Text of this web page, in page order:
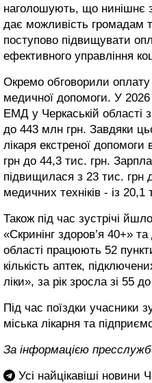
наголошують, що нинішнє
дає можливість громадам
поступово підвищувати
ефективного управління
Окремо обговорили оплату
медичної допомоги. У
ЕМД у Черкаській області
до 443 млн грн. Завдяки
лікаря екстреної
грн до 44,3 тис. грн.
підвищилася з 23 тис. грн
медичних техніків - із
Також під час зустрічі
«Скринінг здоров’я 40+»
області працюють 52
кількість аптек,
ліки», за рік зросла зі 55
Під час поїздки учасники
міська лікарня та
За інформацією
Усі найцікавіші новини